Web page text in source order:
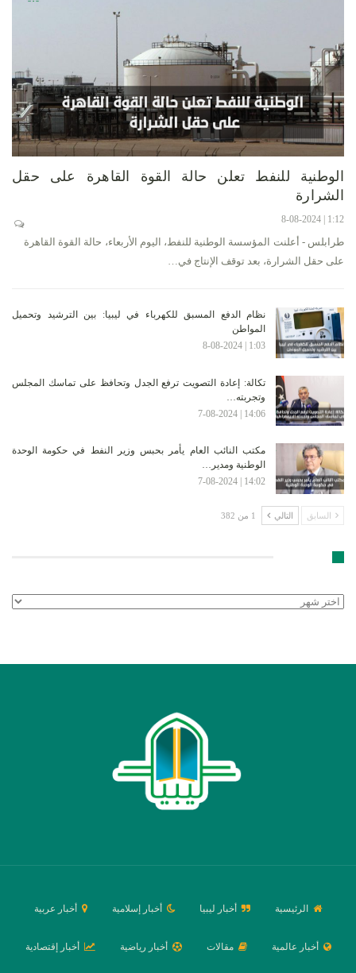
الوطنية للنفط تعلن حالة القوة القاهرة على حقل
الشرارة
1:12 | 8-08-2024
طرابلس - أعلنت المؤسسة الوطنية للنفط، اليوم الأربعاء، حالة القوة القاهرة
على حقل الشرارة، بعد توقف الإنتاج في…
نظام الدفع المسبق للكهرباء في ليبيا: بين الترشيد وتحميل
المواطن
1:03 | 8-08-2024
تكالة: إعادة التصويت ترفع الجدل وتحافظ على تماسك المجلس
وتجربته…
14:06 | 7-08-2024
مكتب النائب العام يأمر بحبس وزير النفط في حكومة الوحدة
الوطنية ومدير…
14:02 | 7-08-2024
السابق التالي 1 من 382
الأرشيف
الرئيسية أخبار ليبيا أخبار إسلامية أخبار عربية
أخبار عالمية مقالات أخبار رياضية أخبار إقتصادية